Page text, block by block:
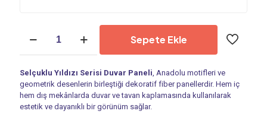
Paneli
Yıldız
Serisi
PT
071
Sepete Ekle
Selçuklu Yıldızı Serisi Duvar Paneli , Anadolu motifleri ve
geometrik desenlerin birleştiği dekoratif fiber panellerdir. Hem iç
hem dış mekânlarda duvar ve tavan kaplamasında kullanılarak
estetik ve dayanıklı bir görünüm sağlar.